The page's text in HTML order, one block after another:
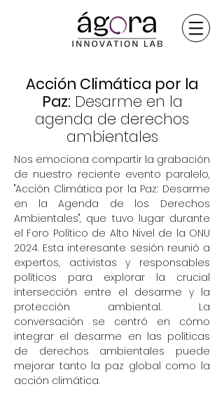
Acción Climática por la
Paz: Desarme en la
agenda de derechos
ambientales
Nos emociona compartir la grabación
de nuestro reciente evento paralelo,
"Acción Climática por la Paz: Desarme
en la Agenda de los Derechos
Ambientales", que tuvo lugar durante
el Foro Político de Alto Nivel de la ONU
2024. Esta interesante sesión reunió a
expertos, activistas y responsables
políticos para explorar la crucial
intersección entre el desarme y la
protección ambiental. La
conversación se centró en cómo
integrar el desarme en las políticas
de derechos ambientales puede
mejorar tanto la paz global como la
acción climática.